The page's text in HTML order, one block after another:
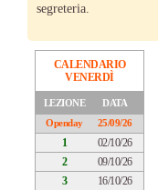
segreteria.
CALENDARIO
VENERDÌ
LEZIONE DATA
Openday 25/09/26
1
02/10/26
2
09/10/26
3
16/10/26